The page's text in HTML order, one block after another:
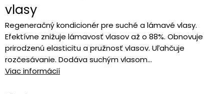
vlasy
Regeneračný kondicionér pre suché a lámavé vlasy.
Efektívne znižuje lámavosť vlasov až o 88%. Obnovuje
prirodzenú elasticitu a pružnosť vlasov. Uľahčuje
rozčesávanie. Dodáva suchým vlasom...
Viac informácií